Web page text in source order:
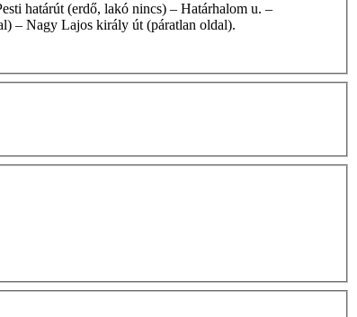
– Nagy Lajos király út (páratlan oldal).